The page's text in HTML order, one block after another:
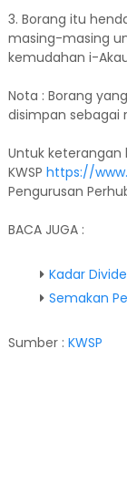
3. Borang itu
masing-masing
kemudahan i-
Nota : Borang
disimpan sebagai
Untuk keterangan
KWSP https://
Pengurusan
BACA JUGA :
Kadar
Semakan
Sumber : KWSP